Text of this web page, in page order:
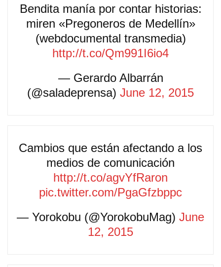
Bendita manía por contar historias:
miren «Pregoneros de Medellín»
(webdocumental transmedia)
http://t.co/Qm991I6io4
— Gerardo Albarrán
(@saladeprensa) June 12, 2015
Cambios que están afectando a los
medios de comunicación
http://t.co/agvYfRaron
pic.twitter.com/PgaGfzbppc
— Yorokobu (@YorokobuMag) June
12, 2015